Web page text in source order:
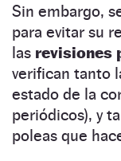
Sin embargo,
para evitar su
las revisiones
verifican tanto
estado de la
periódicos), y
poleas que